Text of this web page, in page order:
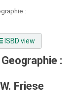
:
ISBD view
:
Friese